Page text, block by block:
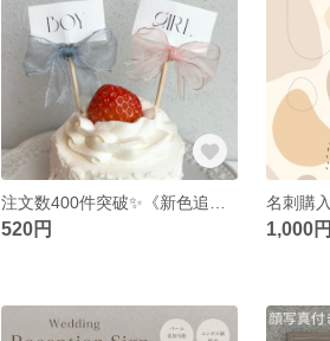
520円 1,000円